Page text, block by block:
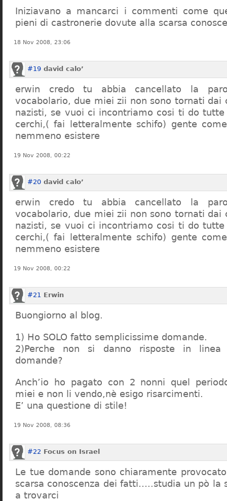
Iniziavano a mancarci i commenti come
pieni di castronerie dovute alla scarsa
18 Nov 2008, 23:06
#19 david calo’
erwin credo tu abbia cancellato la
vocabolario, due miei zii non sono tornati dai
nazisti, se vuoi ci incontriamo cosi ti do tutte
cerchi,( fai letteralmente schifo) gente
nemmeno esistere
19 Nov 2008, 00:22
#20 david calo’
erwin credo tu abbia cancellato la
vocabolario, due miei zii non sono tornati dai
nazisti, se vuoi ci incontriamo cosi ti do tutte
cerchi,( fai letteralmente schifo) gente
nemmeno esistere
19 Nov 2008, 00:22
#21 Erwin
Buongiorno al blog.
1) Ho SOLO fatto semplicissime domande.
2)Perche non si danno risposte in
domande?
Anch’io ho pagato con 2 nonni quel
miei e non li vendo,nè esigo risarcimenti.
E’ una questione di stile!
19 Nov 2008, 08:36
#22 Focus on Israel
Le tue domande sono chiaramente
scarsa conoscenza dei fatti…..studia un pò la
a trovarci